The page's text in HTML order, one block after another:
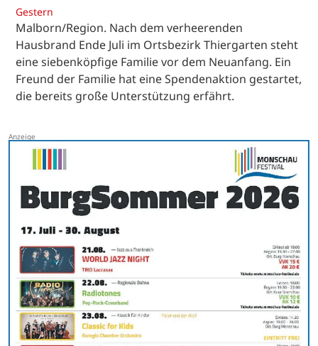
Gestern
Malborn/Region. Nach dem verheerenden
Hausbrand Ende Juli im Ortsbezirk Thiergarten steht
eine siebenköpfige Familie vor dem Neuanfang. Ein
Freund der Familie hat eine Spendenaktion gestartet,
die bereits große Unterstützung erfährt.